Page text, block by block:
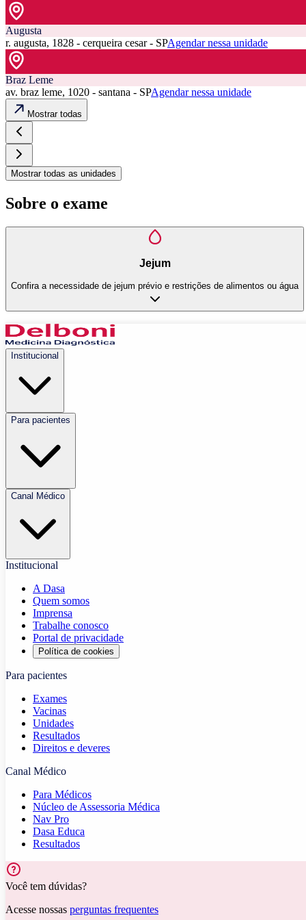
Augusta
r. augusta, 1828 - cerqueira cesar - SPAgendar nessa unidade
Braz Leme
av. braz leme, 1020 - santana - SPAgendar nessa unidade
Mostrar todas
Mostrar todas as unidades
Sobre o exame
Jejum
Confira a necessidade de jejum prévio e restrições de alimentos ou água
Institucional
Para pacientes
Canal Médico
Institucional
A Dasa
Quem somos
Imprensa
Trabalhe conosco
Portal de privacidade
Política de cookies
Para pacientes
Exames
Vacinas
Unidades
Resultados
Direitos e deveres
Canal Médico
Para Médicos
Núcleo de Assessoria Médica
Nav Pro
Dasa Educa
Resultados
Você tem dúvidas?
Acesse nossas perguntas frequentes